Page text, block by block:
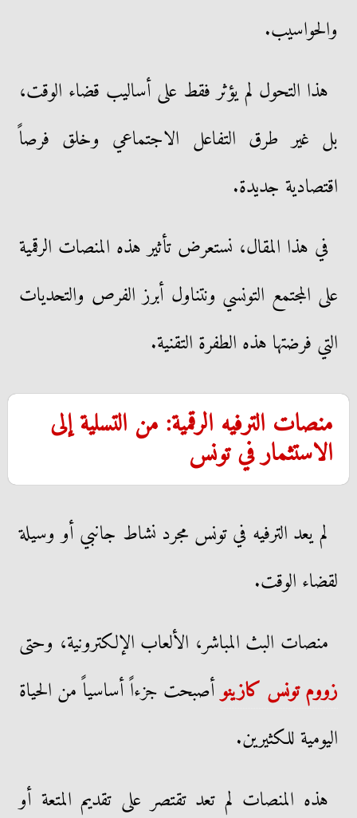
والحواسيب.
هذا التحول لم يؤثر فقط على أساليب قضاء الوقت،
بل غير طرق التفاعل الاجتماعي وخلق فرصاً
اقتصادية جديدة.
في هذا المقال، نستعرض تأثير هذه المنصات الرقمية
على المجتمع التونسي ونتناول أبرز الفرص والتحديات
التي فرضتها هذه الطفرة التقنية.
منصات الترفيه الرقمية: من التسلية إلى
الاستثمار في تونس
لم يعد الترفيه في تونس مجرد نشاط جانبي أو وسيلة
لقضاء الوقت.
منصات البث المباشر، الألعاب الإلكترونية، وحتى
زووم تونس كازينوأصبحت جزءاً أساسياً من الحياة
اليومية للكثيرين.
هذه المنصات لم تعد تقتصر على تقديم المتعة أو